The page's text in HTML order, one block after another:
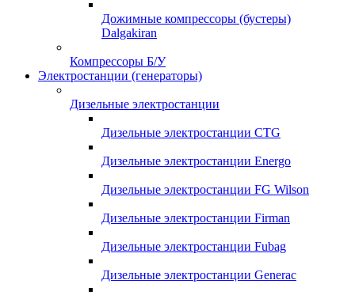
Дожимные компрессоры (бустеры)
Dalgakiran
Компрессоры Б/У
Электростанции (генераторы)
Дизельные электростанции
Дизельные электростанции CTG
Дизельные электростанции Energo
Дизельные электростанции FG Wilson
Дизельные электростанции Firman
Дизельные электростанции Fubag
Дизельные электростанции Generac